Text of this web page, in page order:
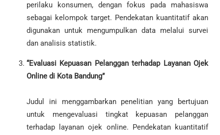
perilaku konsumen, dengan fokus pada mahasiswa
sebagai kelompok target. Pendekatan kuantitatif akan
digunakan untuk mengumpulkan data melalui survei
dan analisis statistik.
“Evaluasi Kepuasan Pelanggan terhadap Layanan Ojek
Online di Kota Bandung”
Judul ini menggambarkan penelitian yang bertujuan
untuk mengevaluasi tingkat kepuasan pelanggan
terhadap layanan ojek online. Pendekatan kuantitatif